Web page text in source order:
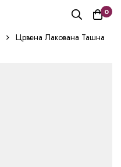
0
Црвена Лакована Ташна